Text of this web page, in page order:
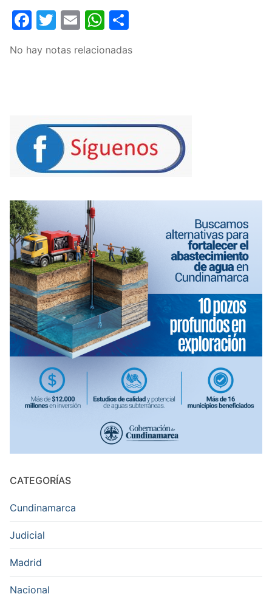
Facebook
Twitter
EmailWhatsApp
No hay notas relacionadas
CATEGORÍAS
Cundinamarca
Judicial
Madrid
Nacional